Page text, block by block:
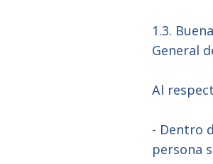
1.3.
General
Al
- Dentro
persona